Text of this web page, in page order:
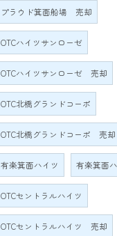
プラウド箕面船場 売却
OTCハイツサンローゼ
OTCハイツサンローゼ 売却
OTC北橋グランドコーポ
OTC北橋グランドコーポ 売却
有楽箕面ハイツ 有楽箕面
OTCセントラルハイツ
OTCセントラルハイツ 売却